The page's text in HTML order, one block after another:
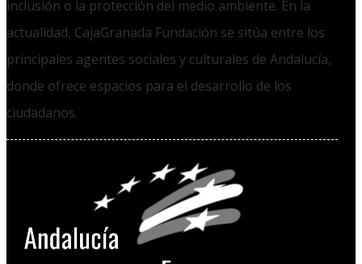
inclusión o la protección del medio ambiente. En la
actualidad, CajaGranada Fundación se sitúa entre los
principales agentes sociales y culturales de Andalucía,
donde ofrece espacios para el desarrollo de los
ciudadanos.